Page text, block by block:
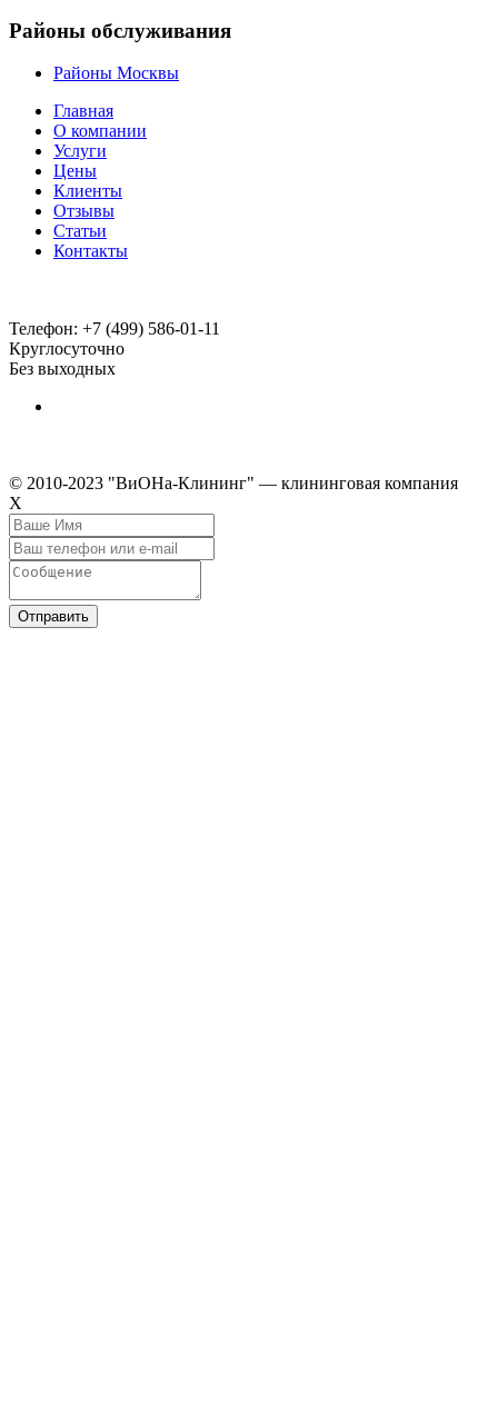
Районы обслуживания
Районы Москвы
Главная
О компании
Услуги
Цены
Клиенты
Отзывы
Статьи
Контакты
Телефон: +7 (499) 586-01-11
Круглосуточно
Без выходных
© 2010-2023 "ВиОНа-Клининг" — клининговая компания
Х